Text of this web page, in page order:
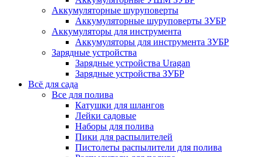
Аккумуляторные шуруповерты
Аккумуляторные шуруповерты ЗУБР
Аккумуляторы для инструмента
Аккумуляторы для инструмента ЗУБР
Зарядные устройства
Зарядные устройства Uragan
Зарядные устройства ЗУБР
Всё для сада
Все для полива
Катушки для шлангов
Лейки садовые
Наборы для полива
Пики для распылителей
Пистолеты распылители для полива